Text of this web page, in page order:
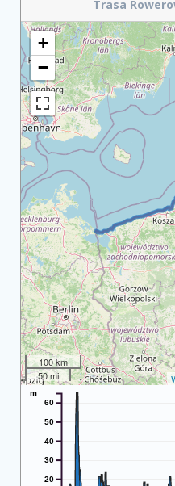
Trasa
+
−
100 km
50 mi
20
30
40
50
60
m